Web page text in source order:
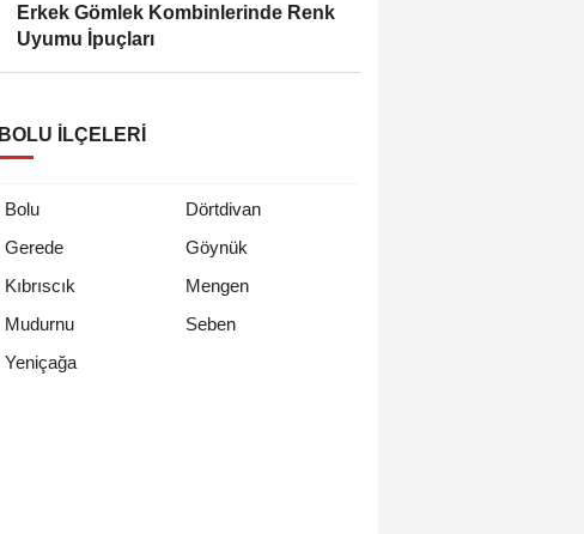
Erkek Gömlek Kombinlerinde Renk
Uyumu İpuçları
BOLU İLÇELERI
Bolu
Dörtdivan
Gerede
Göynük
Kıbrıscık
Mengen
Mudurnu
Seben
Yeniçağa